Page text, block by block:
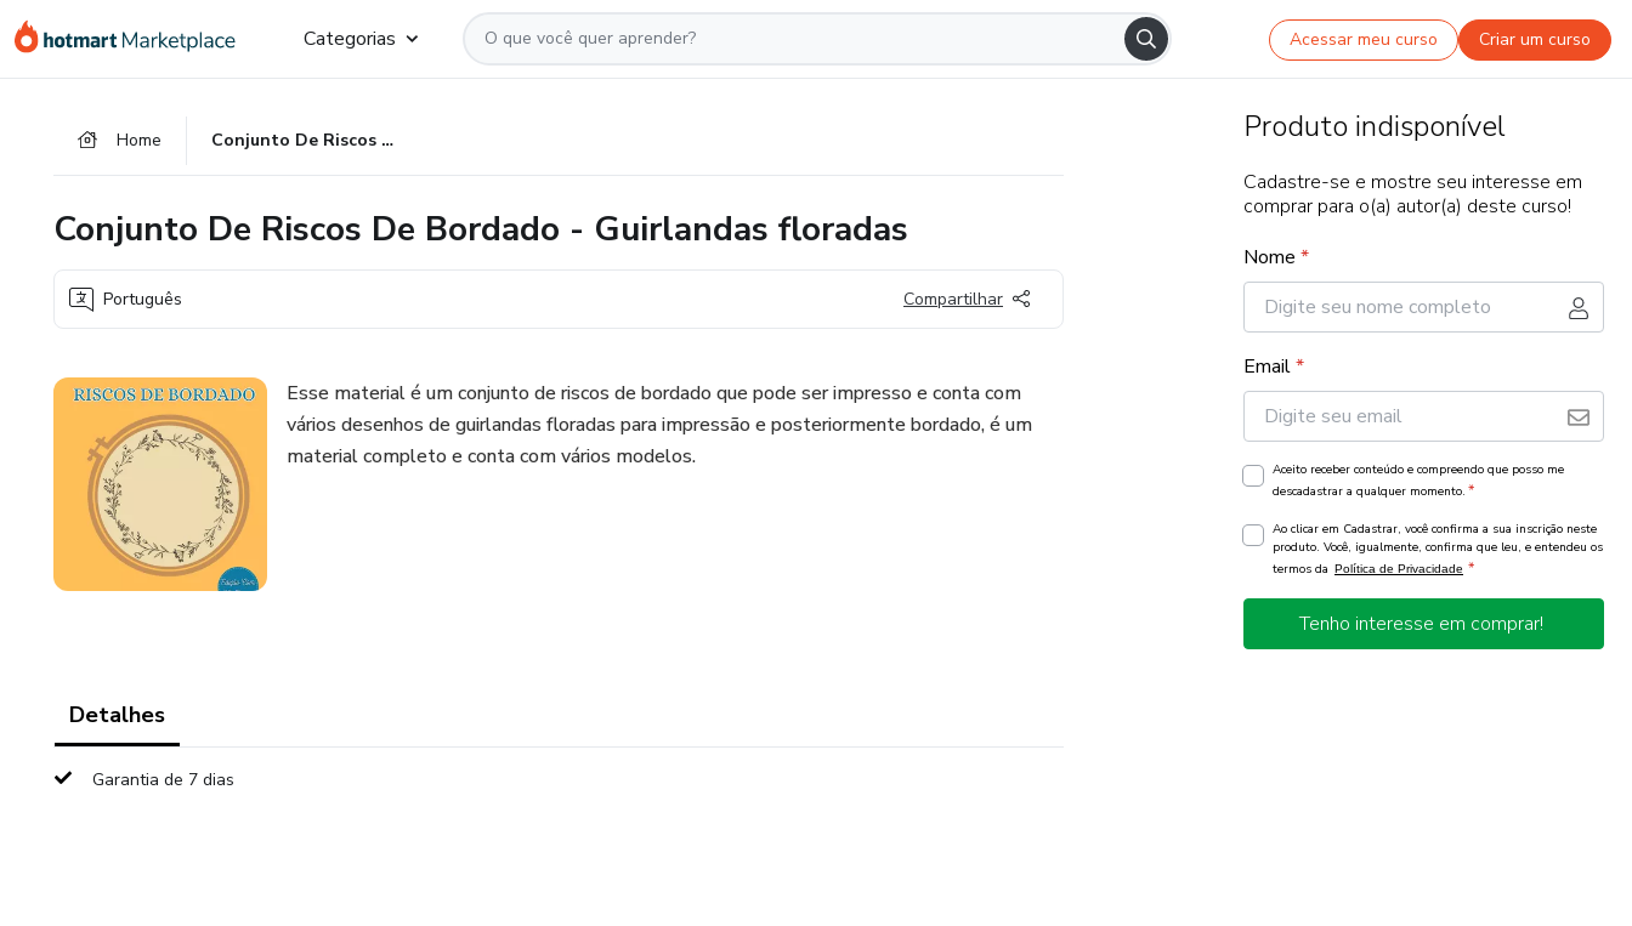
para
para
para
Categorias Acessar meu curso Criar um curso
Home Conjunto De Riscos De Bordado - Guirlandas floradas
Conjunto De Riscos De Bordado - Guirlandas floradas
Português Compartilhar
Esse material é um conjunto de riscos de bordado que pode ser impresso e conta com
vários desenhos de guirlandas floradas para impressão e posteriormente bordado, é um
material completo e conta com vários modelos.
Detalhes
Garantia de 7 dias
Produto indisponível
Cadastre-se e mostre seu interesse em
comprar para o(a) autor(a) deste curso!
Nome *
Email*
Aceito receber conteúdo e compreendo que posso me
descadastrar a qualquer momento. *
Ao clicar em Cadastrar, você confirma a sua inscrição neste
produto. Você, igualmente, confirma que leu, e entendeu os
termos da Política de Privacidade *
Tenho interesse em comprar!